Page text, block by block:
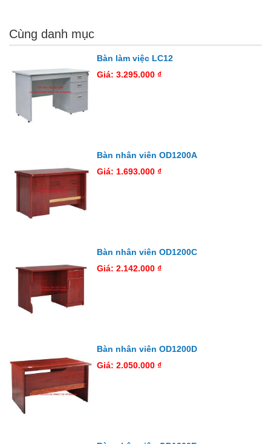
Cùng danh mục
Bàn làm việc LC12
Giá: 3.295.000 ₫
Bàn nhân viên OD1200A
Giá: 1.693.000 ₫
Bàn nhân viên OD1200C
Giá: 2.142.000 ₫
Bàn nhân viên OD1200D
Giá: 2.050.000 ₫